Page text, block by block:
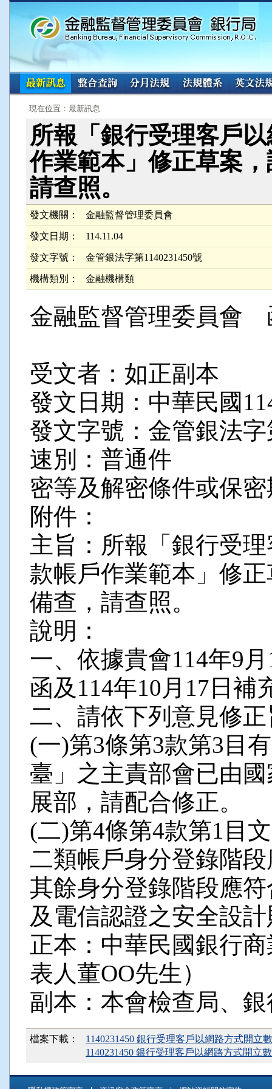
:::
現在位置：最新訊息
所報「銀行受理客戶
作業範本」修正草案
請查照。
發文機關： 金融監督管理委員會
發文日期： 114.11.04
發文字號： 金管銀法字第1140231450號
機構類別： 金融機構類
金融監督管理委員會
受文者：如正副本
發文日期：中華民國
發文字號：金管銀法字
速別：普通件
密等及解密條件或保
附件：
主旨：所報「銀行受
款帳戶作業範本」修
備查，請查照。
說明：
一、依據貴會114年9
函及114年10月17日補
二、請依下列意見修
(一)第3條第3款第3目
臺」之主責部會已由
展部，請配合修正。
(二)第4條第4款第1目
二類帳戶身分登錄階
其餘身分登錄階段應
及電信認證之安全設
正本：中華民國銀行
表人董OO先生）
副本：本會檢查局、
檔案下載：
1140231450 銀行受理客戶以網路方式開立
1140231450 銀行受理客戶以網路方式開立